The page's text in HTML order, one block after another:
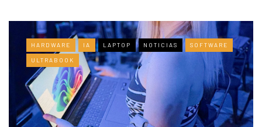
HARDWARE IA LAPTOP NOTICIAS SOFTWARE
ULTRABOOK